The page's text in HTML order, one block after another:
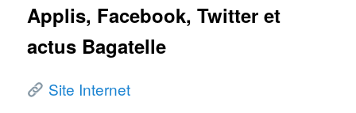
Applis, Facebook, Twitter et
actus Bagatelle
Site Internet